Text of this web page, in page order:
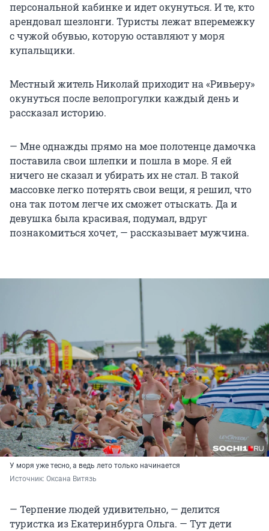
персональной кабинке и идет окунуться. И те, кто
арендовал шезлонги. Туристы лежат вперемежку
с чужой обувью, которую оставляют у моря
купальщики.
Местный житель Николай приходит на «Ривьеру»
окунуться после велопрогулки каждый день и
рассказал историю.
— Мне однажды прямо на мое полотенце дамочка
поставила свои шлепки и пошла в море. Я ей
ничего не сказал и убирать их не стал. В такой
массовке легко потерять свои вещи, я решил, что
она так потом легче их сможет отыскать. Да и
девушка была красивая, подумал, вдруг
познакомиться хочет, — рассказывает мужчина.
У моря уже тесно, а ведь лето только начинается
Источник: Оксана Витязь
— Терпение людей удивительно, — делится
туристка из Екатеринбурга Ольга. — Тут дети